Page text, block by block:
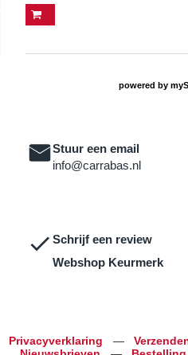
powered by
Stuur een email
info@carrabas.nl
Schrijf een review
Webshop Keurmerk
Privacyverklaring —